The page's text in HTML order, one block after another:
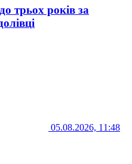
трьох років за
05.08.2026, 11:48